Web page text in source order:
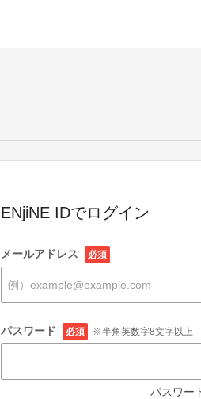
ENjiNE IDでログイン
メールアドレス 必須
パスワード 必須 ※半角英数字8文字以上
パスワー